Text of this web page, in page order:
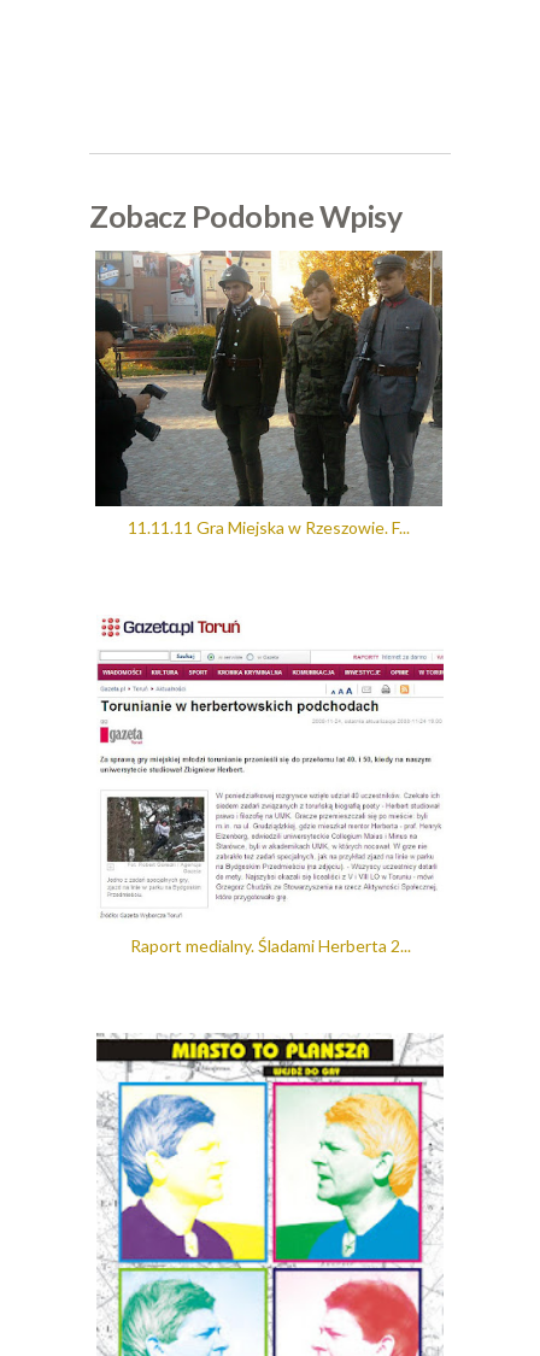
Zobacz Podobne Wpisy
11.11.11 Gra Miejska w Rzeszowie. F...
Raport medialny. Śladami Herberta 2...